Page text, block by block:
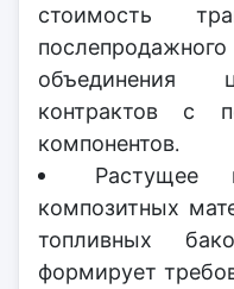
стоимость
объединения
контрактов с
компонентов.
Растущее
композитных
топливных
формирует